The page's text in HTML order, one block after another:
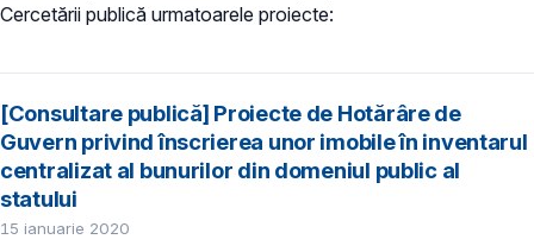
Cercetării publică urmatoarele proiecte:
[Consultare publică] Proiecte de Hotărâre de
Guvern privind înscrierea unor imobile în inventarul
centralizat al bunurilor din domeniul public al
statului
15 ianuarie 2020